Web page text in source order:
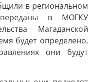
в региональном
в МОГКУ
Магаданской
будет определено,
они будут